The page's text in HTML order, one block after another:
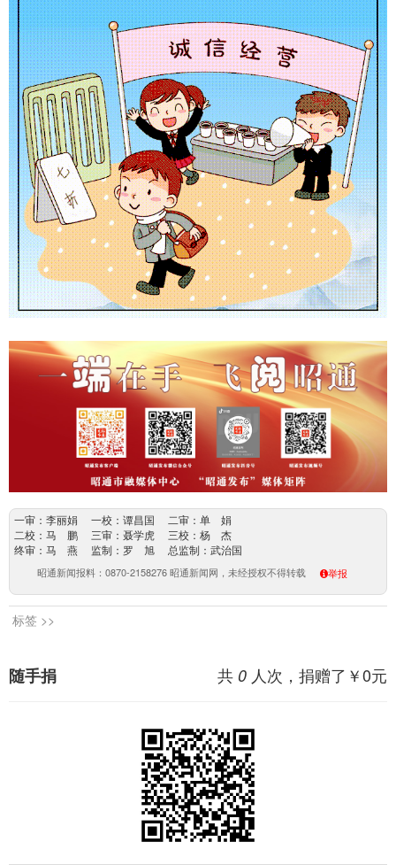
一审：李丽娟 一校：谭昌国 二审：单 娟
二校：马 鹏 三审：聂学虎 三校：杨 杰
终审：马 燕 监制：罗 旭 总监制：武治国
昭通新闻报料：0870-2158276 昭通新闻网，未经授权不得转载 举报
标签 >>
共 0 人次，捐赠了￥0元
随手捐